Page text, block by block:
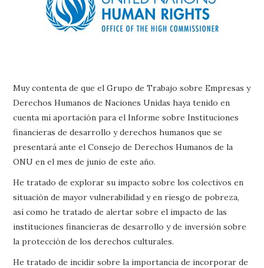
Muy contenta de que el Grupo de Trabajo sobre Empresas y
Derechos Humanos de Naciones Unidas haya tenido en
cuenta mi aportación para el Informe sobre Instituciones
financieras de desarrollo y derechos humanos que se
presentará ante el Consejo de Derechos Humanos de la
ONU en el mes de junio de este año.
He tratado de explorar su impacto sobre los colectivos en
situación de mayor vulnerabilidad y en riesgo de pobreza,
así como he tratado de alertar sobre el impacto de las
instituciones financieras de desarrollo y de inversión sobre
la protección de los derechos culturales.
He tratado de incidir sobre la importancia de incorporar de